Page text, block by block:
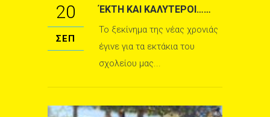
20
ΣΕΠ
ΈΚΤΗ ΚΑΙ ΚΑΛΥΤΕΡΟΙ……
Το ξεκίνημα της νέας χρονιάς
έγινε για τα εκτάκια του
σχολείου μας...